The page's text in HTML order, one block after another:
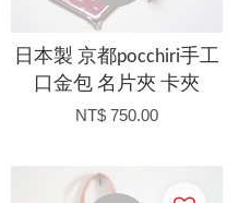
日本製 京都pocchiri手工
口金包 名片夾 卡夾
NT$ 750.00